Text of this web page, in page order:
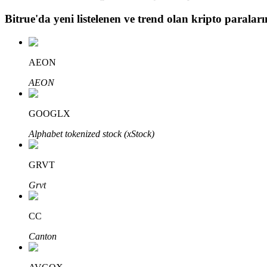
BTR Kilitleme
BTR sahiplerine özel yatırımlar
Krediler
Kripto destekli borçlanma hizmeti
Bitrue'da yeni listelenen ve trend olan kripto
AEON
AEON
GOOGLX
Alphabet tokenized stock (xStock)
GRVT
Grvt
CC
Canton